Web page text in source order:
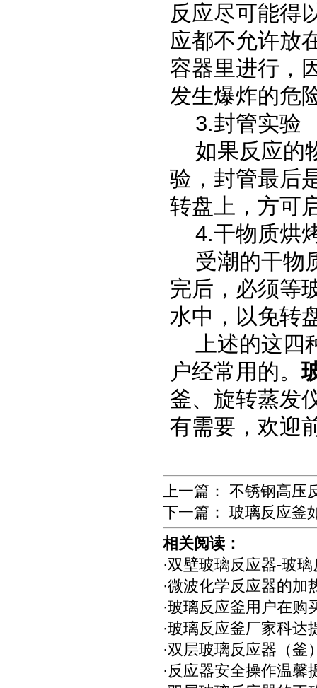
反应尽可能得
应都不允许放
容器里进行，
发生爆炸的危
3.封管实验
如果反应的
验，封管最后
转盘上，方可
4.干物质烘
受潮的干物
完后，必须等
水中，以免转
上述的这四
户经常用的。
釜、旋转蒸发
有需要，欢迎
上一篇： 不锈钢高压
下一篇： 玻璃反应釜
相关阅读：
·双壁玻璃反应器-玻
·微波化学反应器的加
·玻璃反应釜用户在购
·玻璃反应釜厂家科达
·双层玻璃反应器（釜
·反应器安全操作温馨